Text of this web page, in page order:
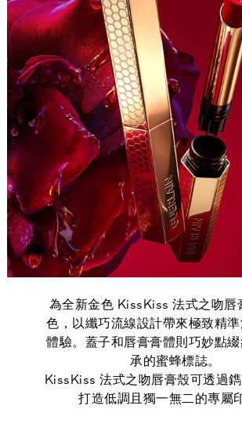
為全新金色 KissKiss 法式之吻唇
色，以纖巧流線設計帶來極致精
體驗。蓋子和唇膏膏體則巧妙點
承的蜜蜂標誌。
KissKiss 法式之吻唇膏殼可透過鐫
打造低調且獨一無二的專屬